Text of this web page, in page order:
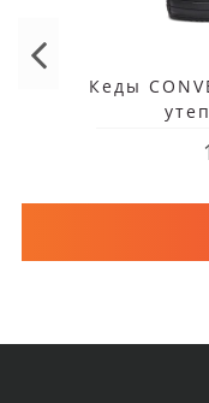
Кеды